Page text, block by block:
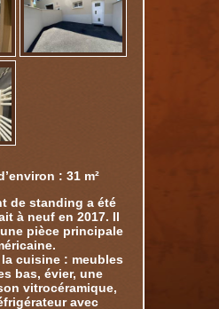
: 31 m²
de standing a été
à neuf en 2017. Il
pièce principale
cuisine : meubles
bas, évier, une
vitrocéramique,
avec